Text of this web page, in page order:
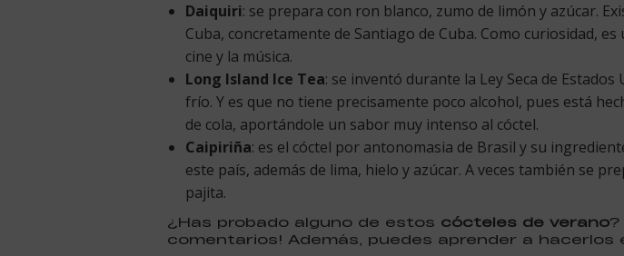
Daiquiri: se prepara con ron blanco, zumo de limón y azúcar.
Cuba, concretamente de Santiago de Cuba. Como curiosidad,
cine y la música.
Long Island Ice Tea: se inventó durante la Ley Seca de
frío. Y es que no tiene precisamente poco alcohol, pues está
de cola, aportándole un sabor muy intenso al cóctel.
Caipiriña: es el cóctel por antonomasia de Brasil y su
este país, además de lima, hielo y azúcar. A veces también se
pajita.
¿Has probado alguno de estos cócteles de verano?
comentarios! Además, puedes aprender a hacerlos